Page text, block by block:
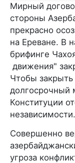
Мирный
стороны
прекрасно
на Ереване. В
брифинге
движения"
Чтобы
долгосрочный
Конституции
независимости.
Совершенно
угроза